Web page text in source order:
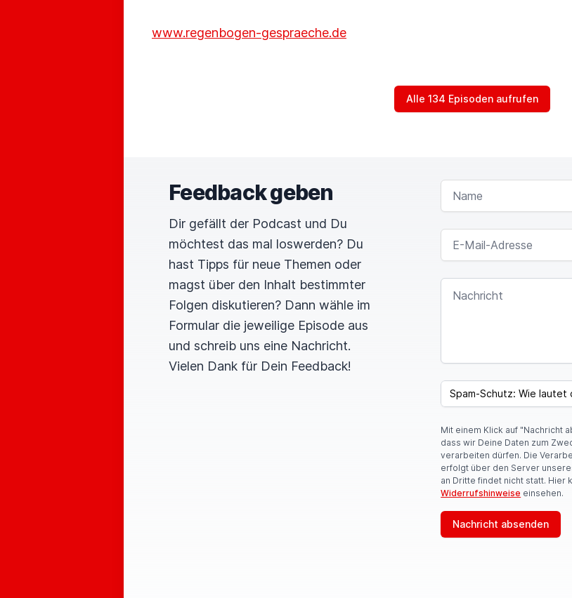
www.regenbogen-gespraeche.de
Alle 134 Episoden aufrufen
Feedback geben
Dir gefällt der Podcast und Du
möchtest das mal loswerden? Du
hast Tipps für neue Themen oder
magst über den Inhalt bestimmter
Folgen diskutieren? Dann wähle im
Formular die jeweilige Episode aus
und schreib uns eine Nachricht.
Vielen Dank für Dein Feedback!
NAME
E-MAIL-ADRESSE
NACHRICHT
SPAM CAPTCHA
Mit einem Klick auf "Nachricht
dass wir Deine Daten zum
verarbeiten dürfen. Die
erfolgt über den Server
an Dritte findet nicht statt. Hier
Widerrufshinweise einsehen.
Nachricht absenden